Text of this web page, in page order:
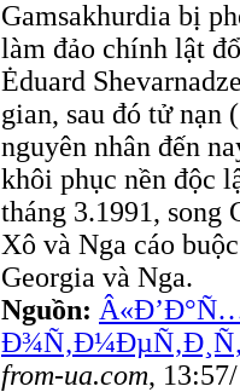
Gamsakhurdia bị
làm đảo chính lật
Ėduard
gian, sau đó tử nạn
nguyên nhân đến
khôi phục nền độc
tháng 3.1991,
Xô và Nga cáo
Georgia và Nga.
Nguồn:
from-ua.com,